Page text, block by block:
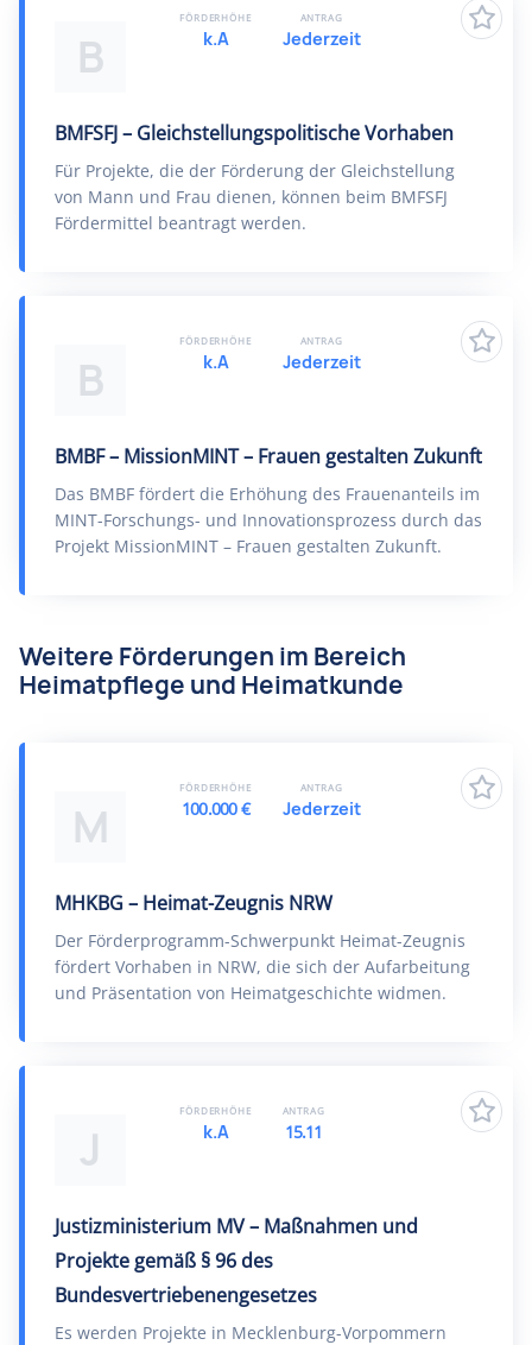
B
BMFSFJ – Gleichstellungspolitische Vorhaben
Für Projekte, die der Förderung der Gleichstellung
von Mann und Frau dienen, können beim BMFSFJ
Fördermittel beantragt werden.
FÖRDERHÖHE
k.A
ANTRAG
Jederzeit
B
BMBF – MissionMINT – Frauen gestalten Zukunft
Das BMBF fördert die Erhöhung des Frauenanteils im
MINT-Forschungs- und Innovationsprozess durch das
Projekt MissionMINT – Frauen gestalten Zukunft.
FÖRDERHÖHE
k.A
ANTRAG
Jederzeit
Weitere Förderungen im Bereich
Heimatpflege und Heimatkunde
M
MHKBG – Heimat-Zeugnis NRW
Der Förderprogramm-Schwerpunkt Heimat-Zeugnis
fördert Vorhaben in NRW, die sich der Aufarbeitung
und Präsentation von Heimatgeschichte widmen.
FÖRDERHÖHE
100.000 €
ANTRAG
Jederzeit
J
Justizministerium MV – Maßnahmen und
Projekte gemäß § 96 des
Bundesvertriebenengesetzes
Es werden Projekte in Mecklenburg-Vorpommern
FÖRDERHÖHE
k.A
ANTRAG
15.11